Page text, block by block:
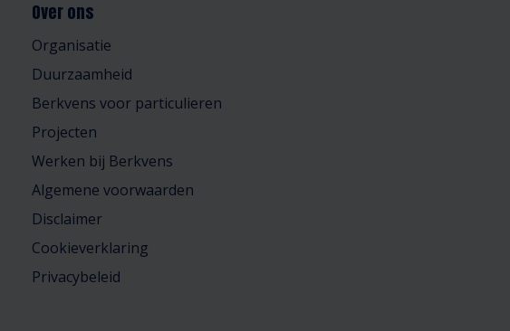
Over ons
Organisatie
Duurzaamheid
Berkvens voor particulieren
Projecten
Werken bij Berkvens
Algemene voorwaarden
Disclaimer
Cookieverklaring
Privacybeleid